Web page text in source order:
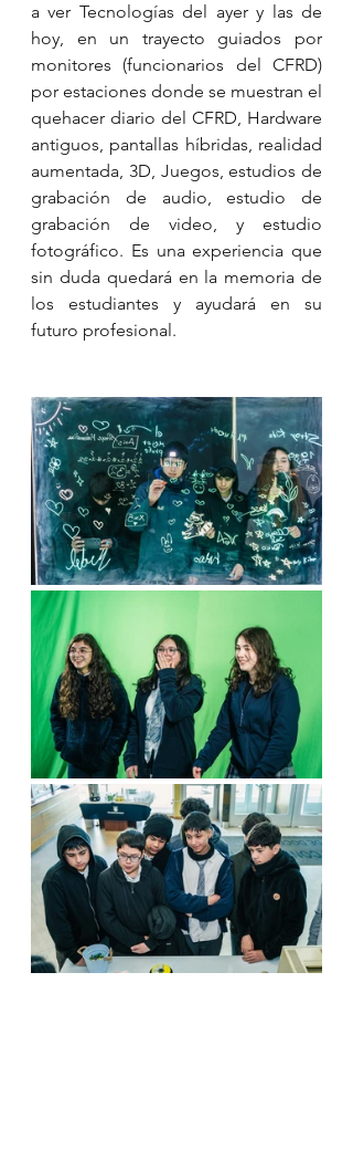
a ver Tecnologías del ayer y las de
hoy, en un trayecto guiados por
monitores (funcionarios del CFRD)
por estaciones donde se muestran el
quehacer diario del CFRD, Hardware
antiguos, pantallas híbridas, realidad
aumentada, 3D, Juegos, estudios de
grabación de audio, estudio de
grabación de video, y estudio
fotográfico. Es una experiencia que
sin duda quedará en la memoria de
los estudiantes y ayudará en su
futuro profesional.